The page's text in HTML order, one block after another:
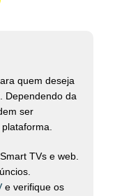
quem deseja
Dependendo da
ser
TVs e web.
e verifique os